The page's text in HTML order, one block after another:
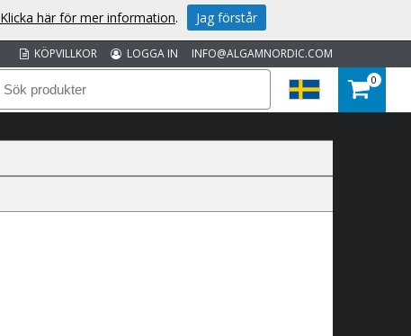
INFO@ALGAMNORDIC.COM
LOGGA IN
KÖPVILLKOR
0
Klicka här för mer information. Jag förstår